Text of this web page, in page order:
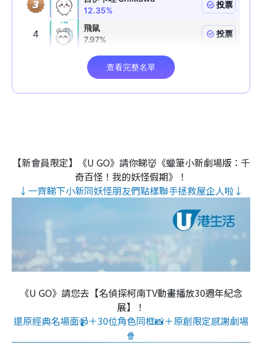
【新會員限定】《U GO》請你睇👹《蠟筆小新劇場版：千
奇百怪！我的妖怪假期》！
↓一齊睇下小新同妖怪朋友們點樣聯手拯救屋企人啦↓
《U GO》請您去【名偵探柯南TV動畫播放30週年紀念
展】！
還原經典名場面📹＋30位角色同框📸＋原創限定感謝劇場
🍿